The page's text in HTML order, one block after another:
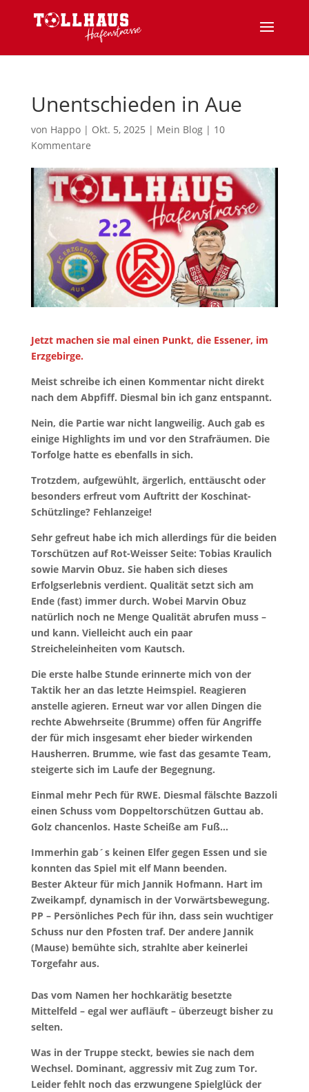
Unentschieden in Aue
von Happo| Okt. 5, 2025 | Mein Blog| 10
Kommentare
Jetzt machen sie mal einen Punkt, die Essener, im
Erzgebirge.
Meist schreibe ich einen Kommentar nicht direkt
nach dem Abpfiff. Diesmal bin ich ganz entspannt.
Nein, die Partie war nicht langweilig. Auch gab es
einige Highlights im und vor den Strafräumen. Die
Torfolge hatte es ebenfalls in sich.
Trotzdem, aufgewühlt, ärgerlich, enttäuscht oder
besonders erfreut vom Auftritt der Koschinat-
Schützlinge? Fehlanzeige!
Sehr gefreut habe ich mich allerdings für die beiden
Torschützen auf Rot-Weisser Seite: Tobias Kraulich
sowie Marvin Obuz. Sie haben sich dieses
Erfolgserlebnis verdient. Qualität setzt sich am
Ende (fast) immer durch. Wobei Marvin Obuz
natürlich noch ne Menge Qualität abrufen muss –
und kann. Vielleicht auch ein paar
Streicheleinheiten vom Kautsch.
Die erste halbe Stunde erinnerte mich von der
Taktik her an das letzte Heimspiel. Reagieren
anstelle agieren. Erneut war vor allen Dingen die
rechte Abwehrseite (Brumme) offen für Angriffe
der für mich insgesamt eher bieder wirkenden
Hausherren. Brumme, wie fast das gesamte Team,
steigerte sich im Laufe der Begegnung.
Einmal mehr Pech für RWE. Diesmal fälschte Bazzoli
einen Schuss vom Doppeltorschützen Guttau ab.
Golz chancenlos. Haste Scheiße am Fuß…
Immerhin gab´s keinen Elfer gegen Essen und sie
konnten das Spiel mit elf Mann beenden.
Bester Akteur für mich Jannik Hofmann. Hart im
Zweikampf, dynamisch in der Vorwärtsbewegung.
PP – Persönliches Pech für ihn, dass sein wuchtiger
Schuss nur den Pfosten traf. Der andere Jannik
(Mause) bemühte sich, strahlte aber keinerlei
Torgefahr aus.
Das vom Namen her hochkarätig besetzte
Mittelfeld – egal wer aufläuft – überzeugt bisher zu
selten.
Was in der Truppe steckt, bewies sie nach dem
Wechsel. Dominant, aggressiv mit Zug zum Tor.
Leider fehlt noch das erzwungene Spielglück der